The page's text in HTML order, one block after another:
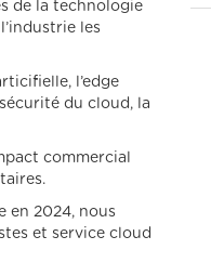
de la technologie
les
l’edge
du cloud, la
commercial
en 2024, nous
et service cloud